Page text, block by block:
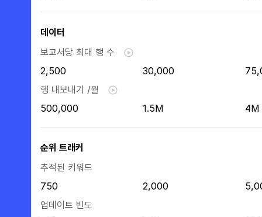
데이터
보고서당 최대 행 수
2,500
30,000
행 내보내기 /월
500,000
1.5M 4M
순위 트래커
추적된 키워드
750
2,000
업데이트 빈도